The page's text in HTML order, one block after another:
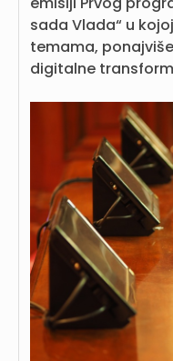
sada Vlada“ u
temama,
digitalne